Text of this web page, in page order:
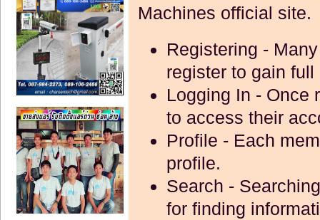
Machines official site.
Registering -
register to gain full
Logging In - Once
to access their
Profile - Each
profile.
Search -
for finding